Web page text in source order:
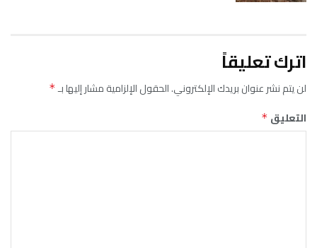
اترك تعليقاً
لن يتم نشر عنوان بريدك الإلكتروني.الحقول الإلزامية مشار إليها بـ*
التعليق *